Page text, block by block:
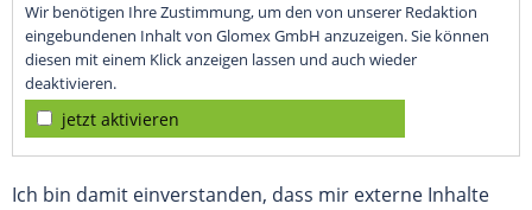
Wir benötigen Ihre Zustimmung, um den von unserer Redaktion
eingebundenen Inhalt von Glomex GmbH anzuzeigen. Sie können
diesen mit einem Klick anzeigen lassen und auch wieder
deaktivieren.
jetzt aktivieren
Ich bin damit einverstanden, dass mir externe Inhalte